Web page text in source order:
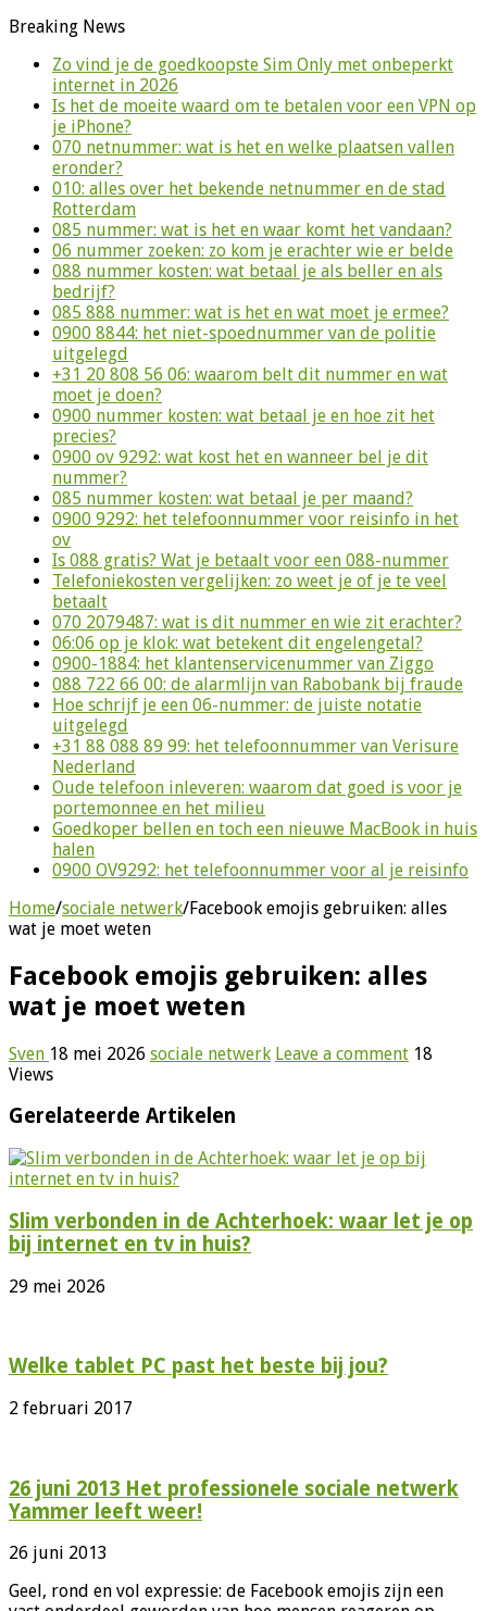
Breaking News
Zo vind je de goedkoopste Sim Only met onbeperkt
internet in 2026
Is het de moeite waard om te betalen voor een VPN op
je iPhone?
070 netnummer: wat is het en welke plaatsen vallen
eronder?
010: alles over het bekende netnummer en de stad
Rotterdam
085 nummer: wat is het en waar komt het vandaan?
06 nummer zoeken: zo kom je erachter wie er belde
088 nummer kosten: wat betaal je als beller en als
bedrijf?
085 888 nummer: wat is het en wat moet je ermee?
0900 8844: het niet-spoednummer van de politie
uitgelegd
+31 20 808 56 06: waarom belt dit nummer en wat
moet je doen?
0900 nummer kosten: wat betaal je en hoe zit het
precies?
0900 ov 9292: wat kost het en wanneer bel je dit
nummer?
085 nummer kosten: wat betaal je per maand?
0900 9292: het telefoonnummer voor reisinfo in het
ov
Is 088 gratis? Wat je betaalt voor een 088-nummer
Telefoniekosten vergelijken: zo weet je of je te veel
betaalt
070 2079487: wat is dit nummer en wie zit erachter?
06:06 op je klok: wat betekent dit engelengetal?
0900-1884: het klantenservicenummer van Ziggo
088 722 66 00: de alarmlijn van Rabobank bij fraude
Hoe schrijf je een 06-nummer: de juiste notatie
uitgelegd
+31 88 088 89 99: het telefoonnummer van Verisure
Nederland
Oude telefoon inleveren: waarom dat goed is voor je
portemonnee en het milieu
Goedkoper bellen en toch een nieuwe MacBook in huis
halen
0900 OV9292: het telefoonnummer voor al je reisinfo
Home/sociale netwerk/Facebook emojis gebruiken: alles
wat je moet weten
Facebook emojis gebruiken: alles
wat je moet weten
Sven 18 mei 2026 sociale netwerk Leave a comment 18
Views
Gerelateerde Artikelen
Slim verbonden in de Achterhoek: waar let je op
bij internet en tv in huis?
29 mei 2026
Welke tablet PC past het beste bij jou?
2 februari 2017
26 juni 2013 Het professionele sociale netwerk
Yammer leeft weer!
26 juni 2013
Geel, rond en vol expressie: de Facebook emojis zijn een